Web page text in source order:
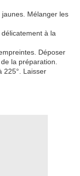
Mélanger les
à la
Déposer
la préparation.
225°. Laisser